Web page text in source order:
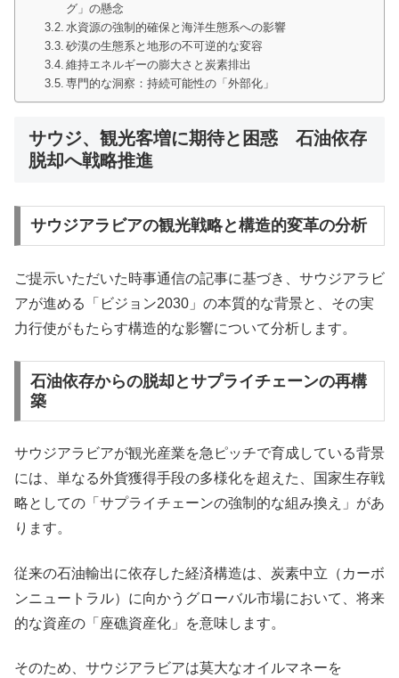
グ」の懸念
水資源の強制的確保と海洋生態系への影響
砂漠の生態系と地形の不可逆的な変容
維持エネルギーの膨大さと炭素排出
専門的な洞察：持続可能性の「外部化」
サウジ、観光客増に期待と困惑 石油依存
脱却へ戦略推進
サウジアラビアの観光戦略と構造的変革の分析
ご提示いただいた時事通信の記事に基づき、サウジアラビ
アが進める「ビジョン2030」の本質的な背景と、その実
力行使がもたらす構造的な影響について分析します。
石油依存からの脱却とサプライチェーンの再構
築
サウジアラビアが観光産業を急ピッチで育成している背景
には、単なる外貨獲得手段の多様化を超えた、国家生存戦
略としての「サプライチェーンの強制的な組み換え」があ
ります。
従来の石油輸出に依存した経済構造は、炭素中立（カーボ
ンニュートラル）に向かうグローバル市場において、将来
的な資産の「座礁資産化」を意味します。
そのため、サウジアラビアは莫大なオイルマネーを